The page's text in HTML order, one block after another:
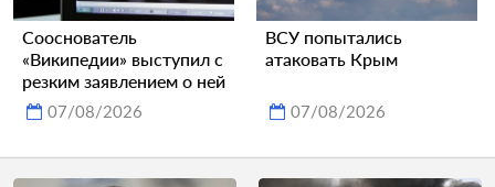
Сооснователь
«Википедии» выступил с
резким заявлением о ней
07/08/2026
ВСУ попытались
атаковать Крым
07/08/2026